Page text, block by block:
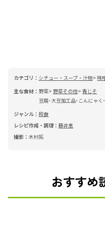
カテゴリ： シチュー・スープ・汁物 味
主な食材： 野菜 野菜その他 青じそ
豆腐･大豆加工品･こんにゃく
ジャンル： 和食
レシピ作成・調理： 藤井恵
撮影： 木村拓
おすすめ